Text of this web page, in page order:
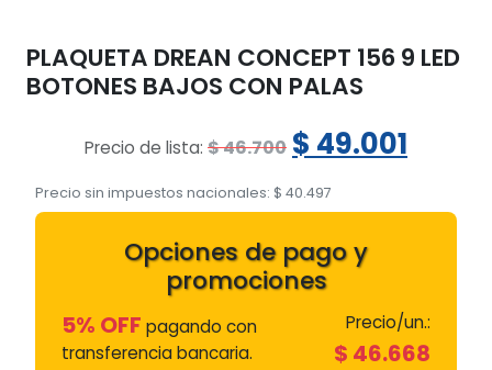
PLAQUETA DREAN CONCEPT 156 9 LED
BOTONES BAJOS CON PALAS
Precio de lista: $46.700 El
precio
original
era:
$ 46.700.
$ 49.001
$
Precio sin impuestos nacionales: $ 40.497
Opciones de pago y
promociones
5% OFF pagando con
transferencia bancaria.
Precio/un.:
$ 46.668